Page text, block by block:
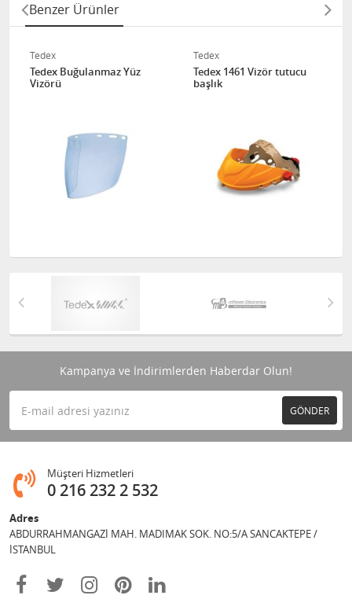
Benzer Ürünler
Tedex
Tedex Buğulanmaz Yüz
Vizörü
Tedex
Tedex 1461 Vizör tutucu
başlık
Kampanya ve İndirimlerden Haberdar Olun!
GÖNDER
Müşteri Hizmetleri
0 216 232 2 532
Adres
ABDURRAHMANGAZİ MAH. MADIMAK SOK. NO:5/A SANCAKTEPE /
İSTANBUL